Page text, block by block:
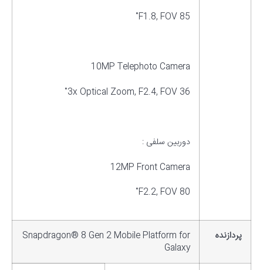
F1.8, FOV 85˚
10MP Telephoto Camera
3x Optical Zoom, F2.4, FOV 36˚
دوربین سلفی :
12MP Front Camera
F2.2, FOV 80˚
پردازنده
Snapdragon® 8 Gen 2 Mobile Platform for
Galaxy